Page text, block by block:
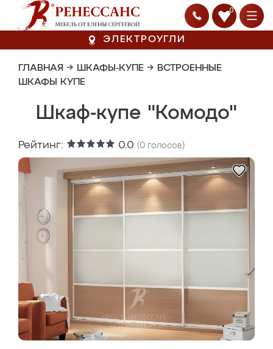
0
ЭЛЕКТРОУГЛИ
ГЛАВНАЯ → ШКАФЫ-КУПЕ → ВСТРОЕННЫЕ
ШКАФЫ КУПЕ
Шкаф-купе "Комодо"
Рейтинг: 0.0 (0 голосов)